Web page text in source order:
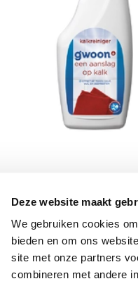
Deze website maakt
We gebruiken cookies
bieden en om ons
site met onze partners
combineren met andere
je in voor de